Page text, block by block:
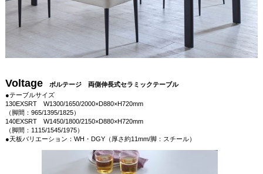
Voltageボルテージ 両側伸長式セラミックテーブル
●テーブルサイズ
130EXSRT W1300/1650/2000×D880×H720mm
（脚間：965/1395/1825）
140EXSRT W1450/1800/2150×D880×H720mm
（脚間：1115/1545/1975）
●天板バリエーション：WH・DGY（厚さ約11mm/脚：スチール）